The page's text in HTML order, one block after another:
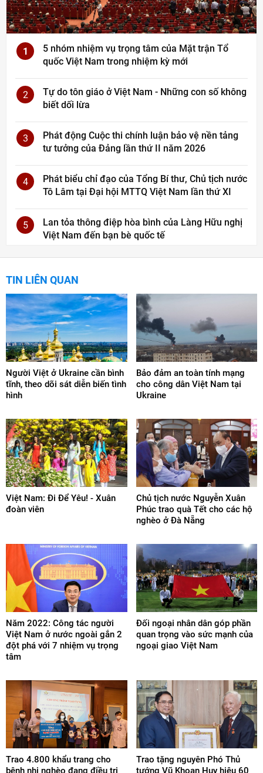
1
5 nhóm nhiệm vụ trọng tâm của Mặt trận Tổ
quốc Việt Nam trong nhiệm kỳ mới
2
Tự do tôn giáo ở Việt Nam - Những con số không
biết dối lừa
3
Phát động Cuộc thi chính luận bảo vệ nền tảng
tư tưởng của Đảng lần thứ II năm 2026
4
Phát biểu chỉ đạo của Tổng Bí thư, Chủ tịch nước
Tô Lâm tại Đại hội MTTQ Việt Nam lần thứ XI
5
Lan tỏa thông điệp hòa bình của Làng Hữu nghị
Việt Nam đến bạn bè quốc tế
TIN LIÊN QUAN
Người Việt ở Ukraine cần bình
tĩnh, theo dõi sát diễn biến tình
hình
Bảo đảm an toàn tính mạng
cho công dân Việt Nam tại
Ukraine
Việt Nam: Đi Để Yêu! - Xuân
đoàn viên
Chủ tịch nước Nguyễn Xuân
Phúc trao quà Tết cho các hộ
nghèo ở Đà Nẵng
Năm 2022: Công tác người
Việt Nam ở nước ngoài gắn 2
đột phá với 7 nhiệm vụ trọng
tâm
Đối ngoại nhân dân góp phần
quan trọng vào sức mạnh của
ngoại giao Việt Nam
Trao 4.800 khẩu trang cho
Trao tặng nguyên Phó Thủ